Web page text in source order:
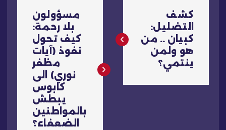
ص
ح
كشف
التضليل:
كبيان .. من
هو ولمن
ينتمي؟
مسؤولون
بلا رحمة:
كيف تحول
نفوذ (آيات
مظفر
نوري) الى
كابوس
يبطش
بالمواطنين
الضعفاء؟